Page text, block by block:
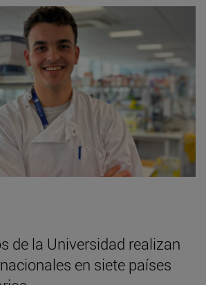
de la Universidad realizan
en siete países